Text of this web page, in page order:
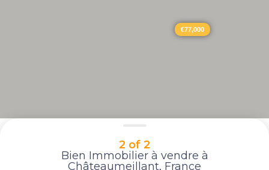
€77,000
2 of 2
Bien Immobilier à vendre à
Châteaumeillant, France